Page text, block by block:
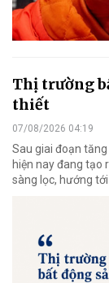
Thị trường
thiết
07/08/2026 04:19
Sau giai đoạn
hiện nay đang tạo
sàng lọc, hướng